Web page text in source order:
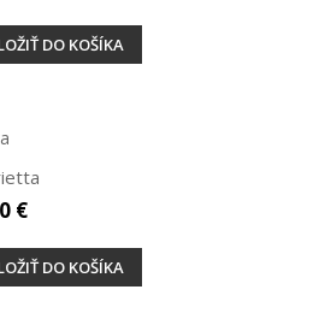
DO KOŠÍKA
€
DO KOŠÍKA